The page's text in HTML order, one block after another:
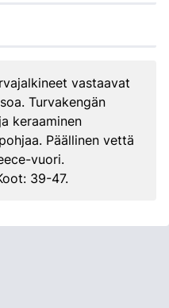
vastaavat
Turvakengän
keraaminen
Päällinen vettä
vuori.
39-47.